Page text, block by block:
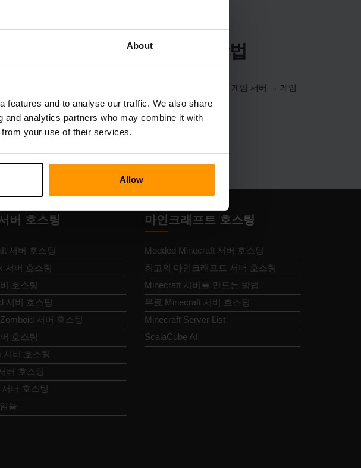
About
features and to analyse our traffic. We also share
analytics partners who may combine it with
from your use of their services.
Allow
Riddle 서버 만드는 방법
통해 a Gaia's Riddle 서버를 설치합니다. (서버 → 서버 선택 → 게임 서버 → 게임
Riddle)
버 호스팅
서버 호스팅
서버 호스팅
호스팅
서버 호스팅
서버 호스팅
호스팅
서버 호스팅
버 호스팅
서버 호스팅
들
마인크래프트 호스팅
Modded Minecraft 서버 호스팅
최고의 마인크래프트 서버 호스팅
Minecraft 서버를 만드는 방법
무료 Minecraft 서버 호스팅
Minecraft Server List
ScalaCube AI